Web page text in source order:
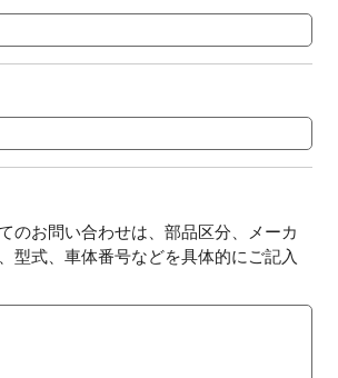
のお問い合わせは、部品区分、メーカ
型式、車体番号などを具体的にご記入